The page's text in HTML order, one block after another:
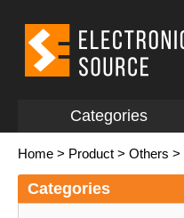
Categories
Home > Product > Others >
Categories